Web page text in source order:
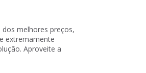
melhores preços,
extremamente
Aproveite a